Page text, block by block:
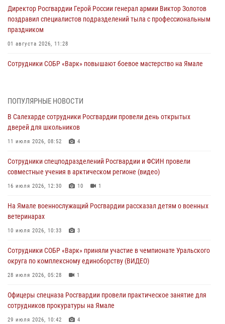
Директор Росгвардии Герой России генерал армии Виктор Золотов
поздравил специалистов подразделений тыла с профессиональным
праздником
01 августа 2026, 11:28
Сотрудники СОБР «Варк» повышают боевое мастерство на Ямале
Офицеры спецназа Росгвардии провели практическое занятие для
29 июля 2026, 10:42
В Уральском округе Росгвардии состоялось заседание
29 июля 2026, 10:39
Сотрудники СОБР «Варк» приняли участие в чемпионате Уральского
На Полярном круге Росгвардия обеспечила безопасность турнира
27 июля 2026, 09:04
ПОПУЛЯРНЫЕ НОВОСТИ
В Салехарде сотрудники Росгвардии провели день открытых
дверей для школьников
11 июля 2026, 08:52 4
Сотрудники спецподразделений Росгвардии и ФСИН провели
совместные учения в арктическом регионе (видео)
16 июля 2026, 12:30 10 1
На Ямале военнослужащий Росгвардии рассказал детям о военных
ветеринарах
10 июля 2026, 10:33 3
Сотрудники СОБР «Варк» приняли участие в чемпионате Уральского
округа по комплексному единоборству (ВИДЕО)
28 июля 2026, 05:28 1
Офицеры спецназа Росгвардии провели практическое занятие для
сотрудников прокуратуры на Ямале
29 июля 2026, 10:42 4